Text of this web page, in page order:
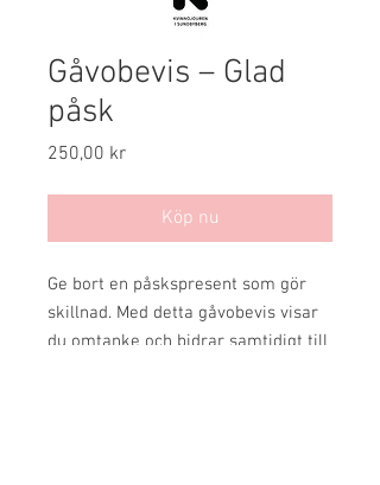
Gåvobevis – Glad
påsk
250,00 krPris
Köp nu
Ge bort en påskspresent som gör
skillnad. Med detta gåvobevis visar
du omtanke och bidrar samtidigt till